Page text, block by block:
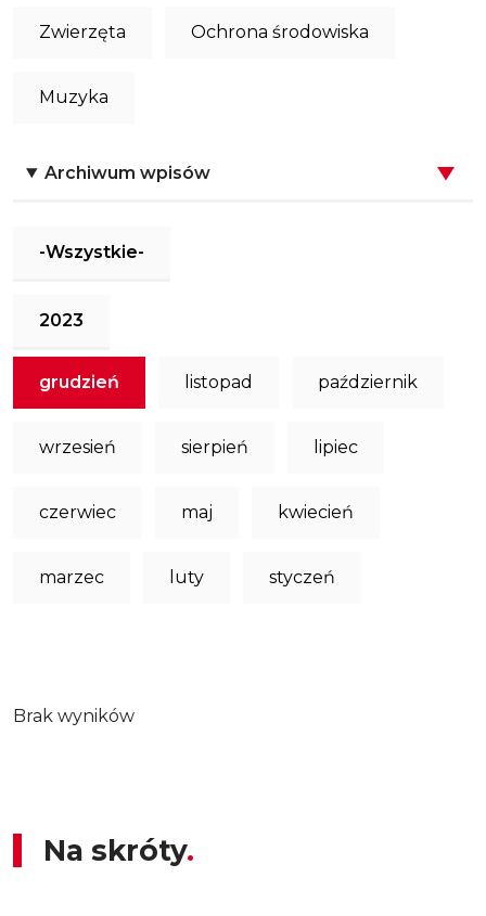
Zwierzęta Ochrona środowiska
Muzyka
Archiwum wpisów
-Wszystkie-
2023
grudzień listopad październik
wrzesień sierpień lipiec
czerwiec maj kwiecień
marzec luty styczeń
Brak wyników
Na skróty